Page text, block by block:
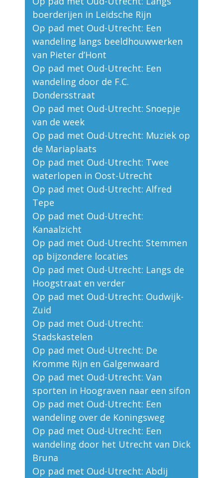
boerderijen in Leidsche Rijn
Op pad met Oud-Utrecht: Een
wandeling langs beeldhouwwerken
van Pieter d’Hont
Op pad met Oud-Utrecht: Een
wandeling door de F.C.
Dondersstraat
Op pad met Oud-Utrecht: Snoepje
van de week
Op pad met Oud-Utrecht: Muziek op
de Mariaplaats
Op pad met Oud-Utrecht: Twee
waterlopen in Oost-Utrecht
Op pad met Oud-Utrecht: Alfred
Tepe
Op pad met Oud-Utrecht:
Kanaalzicht
Op pad met Oud-Utrecht: Stemmen
op bijzondere locaties
Op pad met Oud-Utrecht: Langs de
Hoogstraat en verder
Op pad met Oud-Utrecht: Oudwijk-
Zuid
Op pad met Oud-Utrecht:
Stadskastelen
Op pad met Oud-Utrecht: De
Kromme Rijn en Galgenwaard
Op pad met Oud-Utrecht: Van
sporten in Hoograven naar een sifon
Op pad met Oud-Utrecht: Een
wandeling over de Koningsweg
Op pad met Oud-Utrecht: Een
wandeling door het Utrecht van Dick
Bruna
Op pad met Oud-Utrecht: Abdij